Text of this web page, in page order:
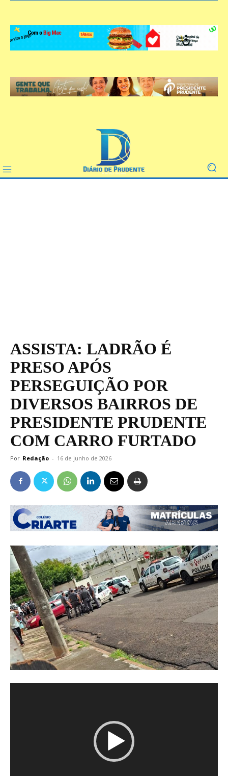
ASSISTA: LADRÃO É
PRESO APÓS
PERSEGUIÇÃO POR
DIVERSOS BAIRROS DE
PRESIDENTE PRUDENTE
COM CARRO FURTADO
Por Redação - 16 de junho de 2026